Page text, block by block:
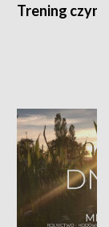
Trening czyni